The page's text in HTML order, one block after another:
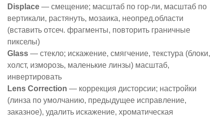
Displace — смещение; масштаб по гор-ли, масштаб по
вертикали, растянуть, мозаика, неопред.области
(вставить отсеч. фрагменты, повторить граничные
пикселы)
Glass — стекло; искажение, смягчение, текстура (блоки,
холст, изморозь, маленькие линзы) масштаб,
инвертировать
Lens Correction — коррекция дисторсии; настройки
(линза по умолчанию, предыдущее исправление,
заказное), удалить искажение, хроматическая